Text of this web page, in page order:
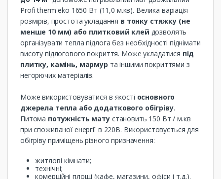
Profi therm eko 1650 Вт (11,0 м.кв). Велика варіація
розмірів, простота укладання в тонку стяжку (не
менше 10 мм) або плитковий клей дозволять
організувати тепла підлога без необхідності піднімати
висоту підлогового покриття. Може укладатися під
плитку, камінь, мармур та іншими покриттями з
негорючих матеріалів.
Може використовуватися в якості основного
джерела тепла або додаткового обігріву.
Питома потужність матустановить 150 Вт / м.кв
при споживаної енергії в 220В. Використовується для
обігріву приміщень різного призначення:
житлові кімнати;
технічні;
комерційні площі (кафе, магазини, офіси і т.д.).